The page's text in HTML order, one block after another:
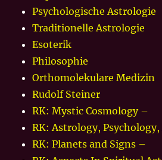
Psychologische Astrologie
Traditionelle Astrologie
Esoterik
Philosophie
Orthomolekulare Medizin
Rudolf Steiner
RK: Mystic Cosmology –
RK: Astrology,
RK: Planets and Signs –